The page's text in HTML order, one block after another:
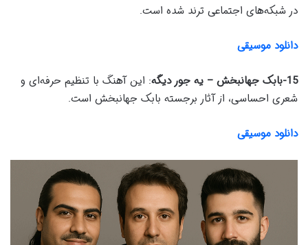
در شبکه‌های اجتماعی ترند شده است.
دانلود موسیقی
15-بابک جهانبخش – یه جور دیگه
: این آهنگ با تنظیم حرفه‌ای و
شعری احساسی، از آثار برجسته بابک جهانبخش است.
دانلود موسیقی